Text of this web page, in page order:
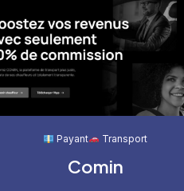
Payant Transport
Comin